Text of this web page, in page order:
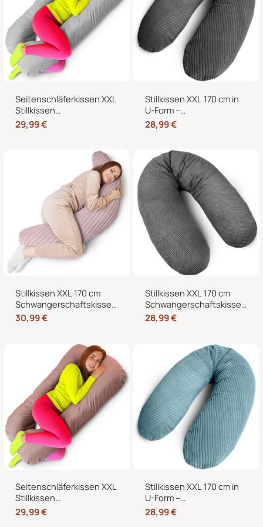
Seitenschläferkissen XXL
Stillkissen
Schwangerschaftskissen
J-Form 120 x 70 cm mit
29,99€
Stillkissen XXL 170 cm in
U-Form –
Schwangerschaftskissen,
Seitenschläferkissen und
Bezug
28,99€
Stillkissen XXL 170 cm
Schwangerschaftskissen
Seitenschläferkissen U-
Form – Lagerungskissen
abnehmbarem Bezug
30,99€
Stillkissen XXL 170 cm
Schwangerschaftskissen
Seitenschläferkissen U-
Form mit abnehmbarem
28,99€
Seitenschläferkissen XXL
Stillkissen
Schwangerschaftskissen
J-Form 120 x 70 cm mit
29,99€
Stillkissen XXL 170 cm in
U-Form –
Schwangerschaftskissen,
Seitenschläferkissen und
28,99€